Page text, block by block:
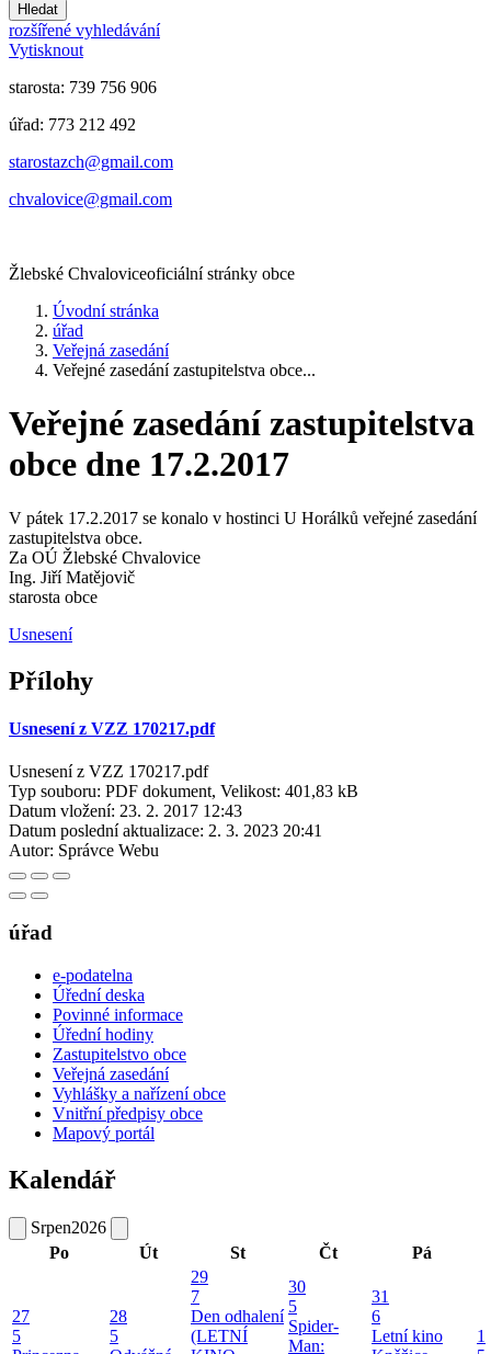
Hledat
rozšířené vyhledávání
Vytisknout
starosta: 739 756 906
úřad: 773 212 492
​​​​starostazch@gmail.com
​​​​chvalovice@gmail.com
Žlebské Chvaloviceoficiální stránky obce
Úvodní stránka
úřad
Veřejná zasedání
Veřejné zasedání zastupitelstva obce...
Veřejné zasedání zastupitelstva
obce dne 17.2.2017
V pátek 17.2.2017 se konalo v hostinci U Horálků veřejné zasedání
zastupitelstva obce.
Za OÚ Žlebské Chvalovice
Ing. Jiří Matějovič
starosta obce
Usnesení
Přílohy
Usnesení z VZZ 170217.pdf
Usnesení z VZZ 170217.pdf
Typ souboru: PDF dokument, Velikost: 401,83 kB
Datum vložení: 23. 2. 2017 12:43
Datum poslední aktualizace: 2. 3. 2023 20:41
Autor: Správce Webu
úřad
e-podatelna
Úřední deska
Povinné informace
Úřední hodiny
Zastupitelstvo obce
Veřejná zasedání
Vyhlášky a nařízení obce
Vnitřní předpisy obce
Mapový portál
Kalendář
Srpen2026
Po
Út St Čt Pá
27
5
28
5
29
7
Den odhalení
(LETNÍ
30
5
Spider-
Man:
31
6
Letní kino
1